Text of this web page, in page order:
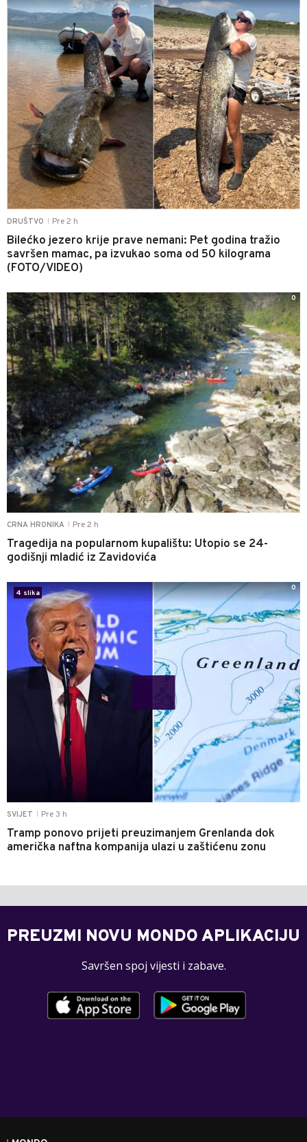
DRUŠTVO Pre 2 h
Bilećko jezero krije prave nemani: Pet godina tražio
savršen mamac, pa izvukao soma od 50 kilograma
(FOTO/VIDEO)
CRNA HRONIKA Pre 2 h
Tragedija na popularnom kupalištu: Utopio se 24-
godišnji mladić iz Zavidovića
0
SVIJET Pre 3 h
Tramp ponovo prijeti preuzimanjem Grenlanda dok
američka naftna kompanija ulazi u zaštićenu zonu
4 slika
0
PREUZMI NOVU MONDO APLIKACIJU
Savršen spoj vijesti i zabave.